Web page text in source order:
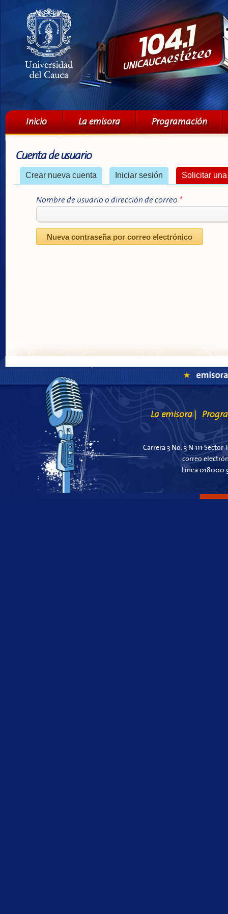
Menú principal
Inicio La emisora Programación
Cuenta de usuario
Solapas principales
Crear nueva cuenta Iniciar sesión Solicitar
Nombre de usuario o dirección de correo *
La emisora
Carrera 3 No. 3 N 111
correo
Línea 018000